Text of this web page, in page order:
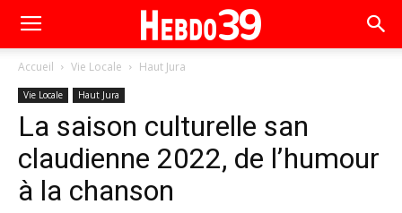
Accueil Vie Locale Haut Jura
Vie Locale Haut Jura
La saison culturelle san
claudienne 2022, de l’humour
à la chanson